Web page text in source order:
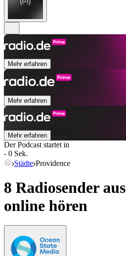
Mehr erfahren
Mehr erfahren
Mehr erfahren
Der Podcast startet in
- 0 Sek.
Städte Providence
8 Radiosender aus
online hören